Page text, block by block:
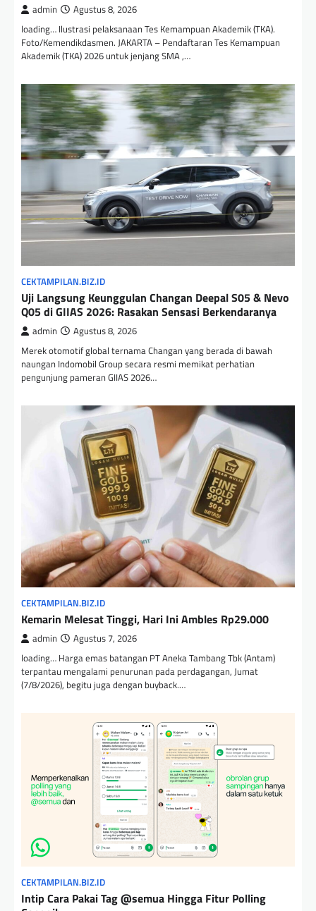
admin Agustus 8, 2026
loading… Ilustrasi pelaksanaan Tes Kemampuan Akademik (TKA).
Foto/Kemendikdasmen. JAKARTA – Pendaftaran Tes Kemampuan
Akademik (TKA) 2026 untuk jenjang SMA ,…
CEKTAMPILAN.BIZ.ID
Uji Langsung Keunggulan Changan Deepal S05 & Nevo
Q05 di GIIAS 2026: Rasakan Sensasi Berkendaranya
admin Agustus 8, 2026
Merek otomotif global ternama Changan yang berada di bawah
naungan Indomobil Group secara resmi memikat perhatian
pengunjung pameran GIIAS 2026…
CEKTAMPILAN.BIZ.ID
Kemarin Melesat Tinggi, Hari Ini Ambles Rp29.000
admin Agustus 7, 2026
loading… Harga emas batangan PT Aneka Tambang Tbk (Antam)
terpantau mengalami penurunan pada perdagangan, Jumat
(7/8/2026), begitu juga dengan buyback.…
CEKTAMPILAN.BIZ.ID
Intip Cara Pakai Tag @semua Hingga Fitur Polling